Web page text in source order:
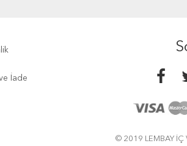
İade
© 2019 LEMBAY İÇ